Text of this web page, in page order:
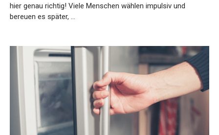
hier genau richtig! Viele Menschen wählen impulsiv und
bereuen es später, …